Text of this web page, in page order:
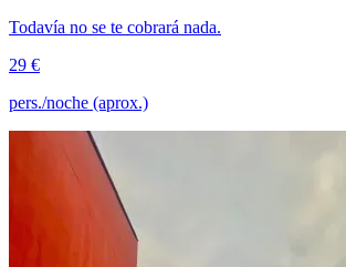
Todavía no se te cobrará nada.
29 €
pers./noche (aprox.)